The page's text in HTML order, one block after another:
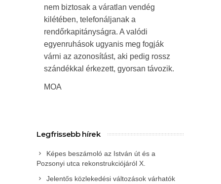
nem biztosak a váratlan vendég
kilétében, telefonáljanak a
rendőrkapitányságra. A valódi
egyenruhások ugyanis meg fogják
várni az azonosítást, aki pedig rossz
szándékkal érkezett, gyorsan távozik.
MOA
Legfrissebb hírek
Képes beszámoló az István út és a
Pozsonyi utca rekonstrukciójáról X.
Jelentős közlekedési változások várhatók